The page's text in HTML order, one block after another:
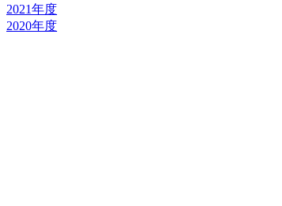
2021年度
2020年度